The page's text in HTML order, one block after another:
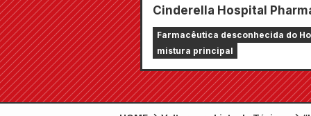
Cinderella Hospital
Midori Aoi", que cobre a
síndrome de Munchausen
procuração, foi
Farmacêutica desconhecida do
Cinderela, Midori Aoi
mistura principal